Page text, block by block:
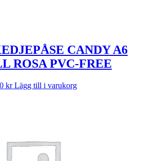
CANDY A6
ROSA PVC-FREE
kr Lägg till i varukorg